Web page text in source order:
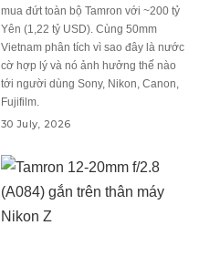
mua đứt toàn bộ Tamron với ~200 tỷ
Yên (1,22 tỷ USD). Cùng 50mm
Vietnam phân tích vì sao đây là nước
cờ hợp lý và nó ảnh hưởng thế nào
tới người dùng Sony, Nikon, Canon,
Fujifilm.
30 July, 2026